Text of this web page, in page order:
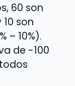
60 son
son
– 10%).
de -100